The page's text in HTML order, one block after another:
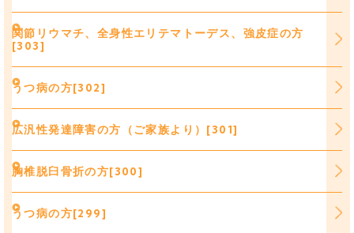
関節リウマチ、全身性エリテマトーデス、強皮症の方
[303]
うつ病の方[302]
広汎性発達障害の方（ご家族より）[301]
胸椎脱臼骨折の方[300]
うつ病の方[299]